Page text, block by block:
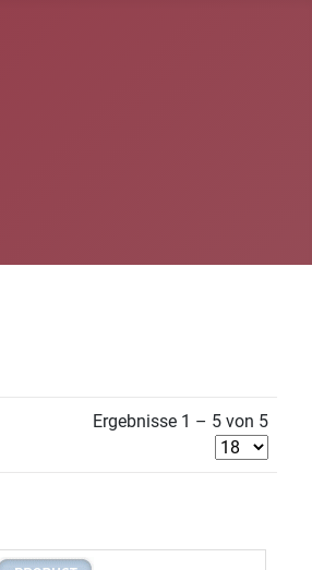
Ergebnisse 1 – 5 von 5